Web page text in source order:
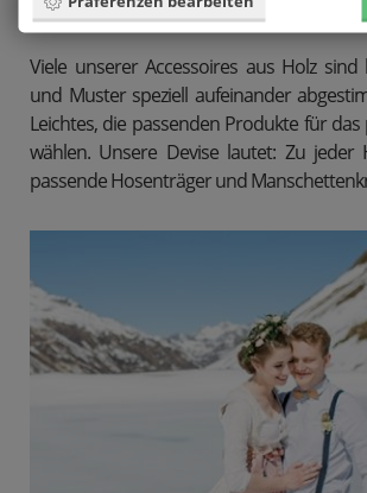
Viele unserer Accessoires aus Holz sind
und Muster speziell aufeinander
Leichtes, die passenden Produkte für
wählen. Unsere Devise lautet: Zu jeder
passende Hosenträger und